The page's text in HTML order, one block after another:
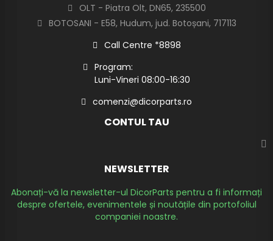
OLT - Piatra Olt, DN65, 235500
BOTOSANI - E58, Hudum, jud. Botoșani, 717113
Call Centre *8898
Program:
Luni-Vineri 08:00-16:30
comenzi@dicorparts.ro
CONTUL TAU
NEWSLETTER
Abonați-vă la newsletter-ul DicorParts pentru a fi informați
despre ofertele, evenimentele și noutățile din portofoliul
companiei noastre.